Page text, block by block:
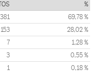
%
381 69,78 %
153 28,02 %
7 1,28 %
3 0,55 %
1 0,18 %